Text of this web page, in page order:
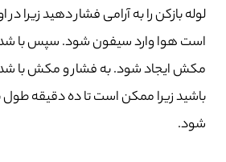
لوله بازکن را به آرامی فشار دهید زیرا
است هوا وارد سیفون شود. سپس با
مکش ایجاد شود. به فشار و مکش با
باشید زیرا ممکن است تا ده دقیقه طول
شود.